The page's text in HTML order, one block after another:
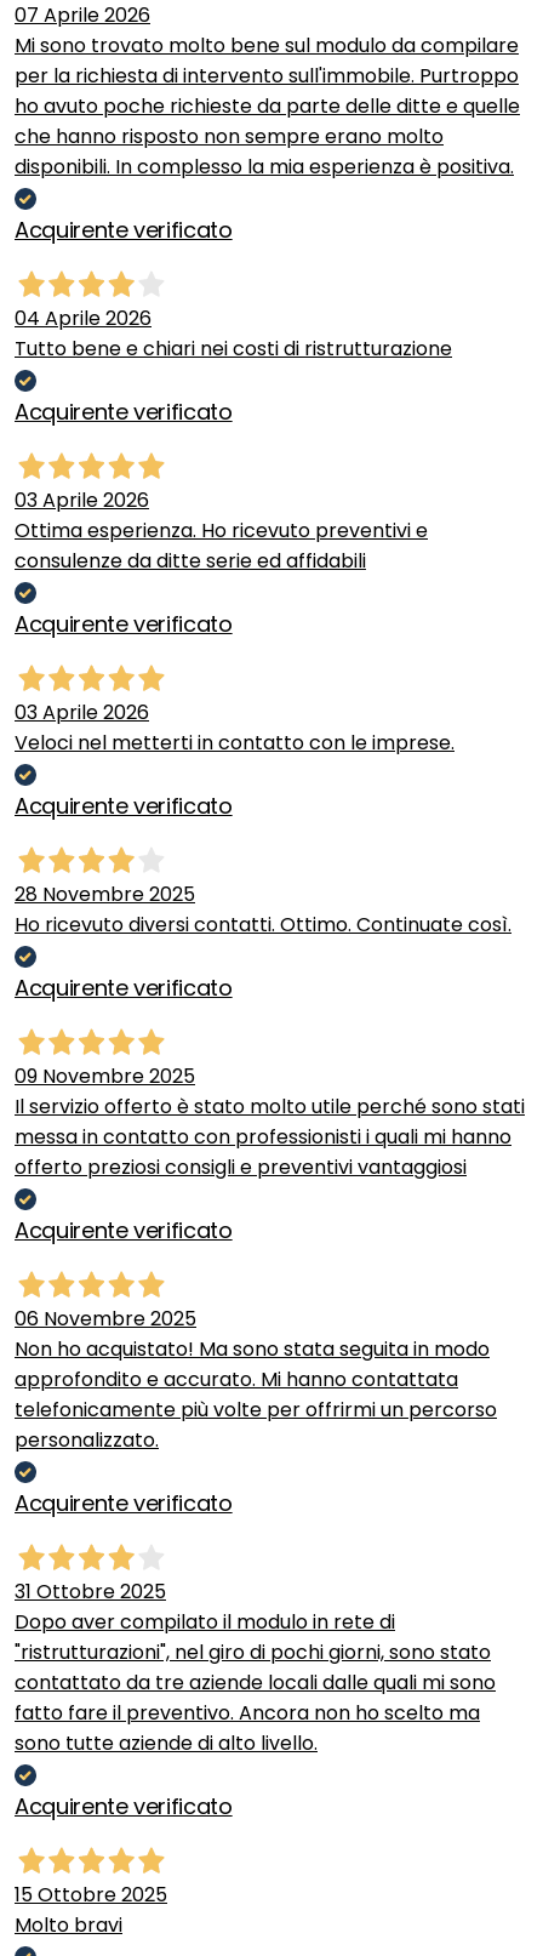
07 Aprile 2026
Mi sono trovato molto bene sul modulo da compilare
per la richiesta di intervento sull'immobile. Purtroppo
ho avuto poche richieste da parte delle ditte e quelle
che hanno risposto non sempre erano molto
disponibili. In complesso la mia esperienza è positiva.
Acquirente verificato
04 Aprile 2026
Tutto bene e chiari nei costi di ristrutturazione
Acquirente verificato
03 Aprile 2026
Ottima esperienza. Ho ricevuto preventivi e
consulenze da ditte serie ed affidabili
Acquirente verificato
03 Aprile 2026
Veloci nel metterti in contatto con le imprese.
Acquirente verificato
28 Novembre 2025
Ho ricevuto diversi contatti. Ottimo. Continuate così.
Acquirente verificato
09 Novembre 2025
Il servizio offerto è stato molto utile perché sono stati
messa in contatto con professionisti i quali mi hanno
offerto preziosi consigli e preventivi vantaggiosi
Acquirente verificato
06 Novembre 2025
Non ho acquistato! Ma sono stata seguita in modo
approfondito e accurato. Mi hanno contattata
telefonicamente più volte per offrirmi un percorso
personalizzato.
Acquirente verificato
31 Ottobre 2025
Dopo aver compilato il modulo in rete di
"ristrutturazioni", nel giro di pochi giorni, sono stato
contattato da tre aziende locali dalle quali mi sono
fatto fare il preventivo. Ancora non ho scelto ma
sono tutte aziende di alto livello.
Acquirente verificato
15 Ottobre 2025
Molto bravi